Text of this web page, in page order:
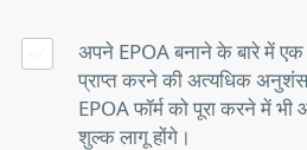
अपने EPOA बनाने के बारे में
प्राप्त करने की अत्यधिक
EPOA फॉर्म को पूरा करने में
शुल्क लागू होंगे।